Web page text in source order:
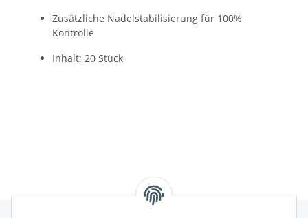
Zusätzliche Nadelstabilisierung für 100%
Kontrolle
Inhalt: 20 Stück